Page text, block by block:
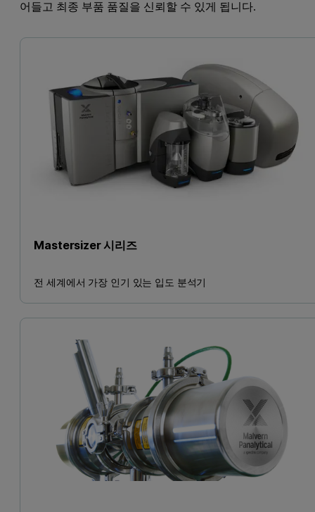
어들고 최종 부품 품질을 신뢰할 수 있게 됩니다.
Mastersizer 시리즈
전 세계에서 가장 인기 있는 입도 분석기